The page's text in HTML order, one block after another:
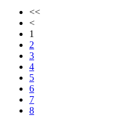
<<
<
1
2
3
4
5
6
7
8